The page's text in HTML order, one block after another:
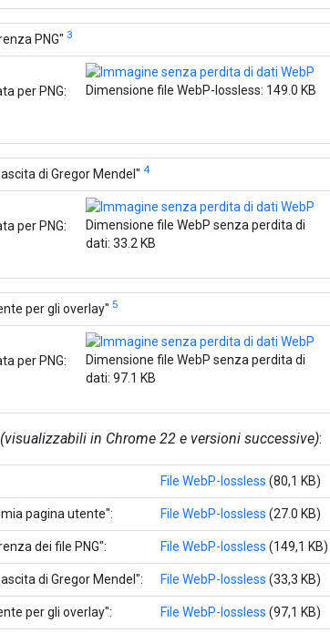
PNG" 3
per PNG:
Dimensione file WebP-lossless: 149.0 KB
di Gregor Mendel" 4
per PNG:
Dimensione file WebP senza perdita di
dati: 33.2 KB
per gli overlay" 5
per PNG:
Dimensione file WebP senza perdita di
dati: 97.1 KB
(visualizzabili in Chrome 22 e versioni successive):
File WebP-lossless (80,1 KB)
pagina utente": File WebP-lossless (27.0 KB)
dei file PNG": File WebP-lossless (149,1 KB)
di Gregor Mendel": File WebP-lossless (33,3 KB)
per gli overlay": File WebP-lossless (97,1 KB)